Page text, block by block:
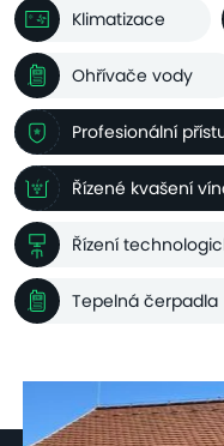
Klimatizace
Ohřívače vody
Profesionální
Řízené kvašení
Řízení
Tepelná čerpadla